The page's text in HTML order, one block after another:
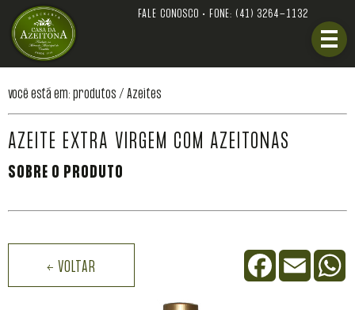
FALE CONOSCO • FONE: (41) 3264-1132
você está em: produtos / Azeites
AZEITE EXTRA VIRGEM COM AZEITONAS
SOBRE O PRODUTO
← VOLTAR
FacebookEmail